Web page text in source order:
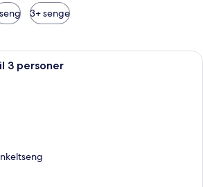
3+ senge
Et hotelværelse med to
3 personer